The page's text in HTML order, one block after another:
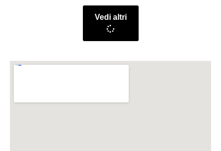
Vedi altri